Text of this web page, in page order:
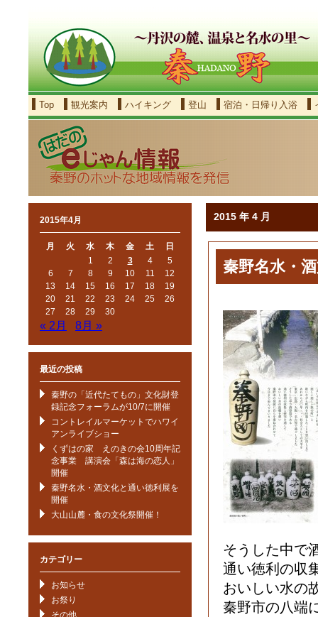
Top 観光案内 ハイキング 登山 宿泊・日帰り入浴
2015年4月
月 火 水 木 金 土
日
1
2 3 4
5
6
7 8 9 10 11
12
13
14 15 16 17 18
19
20
21 22 23 24 25
26
27
28 29 30
« 2月 8月 »
最近の投稿
秦野の「近代たてもの」文化財登
録記念フォーラムが10/7に開催
コントレイルマーケットでハワイ
アンライブショー
くずはの家 えのきの会10周年記
念事業 講演会「森は海の恋人」
開催
秦野名水・酒文化と通い徳利展を
開催
大山山麓・食の文化祭開催！
カテゴリー
お知らせ
お祭り
その他
2015 年 4 月
秦野名水・
そうした中で
通い徳利の収
おいしい水の
秦野市の八端